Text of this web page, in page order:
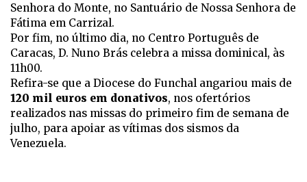
Senhora do Monte, no Santuário de Nossa Senhora de
Fátima em Carrizal.
Por fim, no último dia, no Centro Português de
Caracas, D. Nuno Brás celebra a missa dominical, às
11h00.
Refira-se que a Diocese do Funchal angariou mais de
120 mil euros em donativos, nos ofertórios
realizados nas missas do primeiro fim de semana de
julho, para apoiar as vítimas dos sismos da
Venezuela.